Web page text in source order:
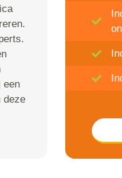
een
deze